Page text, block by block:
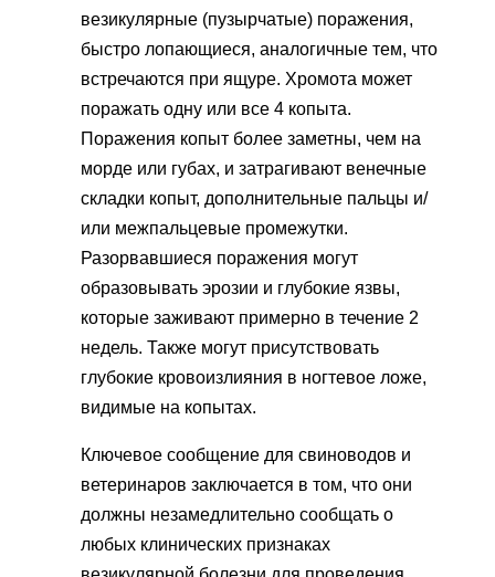
везикулярные (пузырчатые) поражения,
быстро лопающиеся, аналогичные тем, что
встречаются при ящуре. Хромота может
поражать одну или все 4 копыта.
Поражения копыт более заметны, чем на
морде или губах, и затрагивают венечные
складки копыт, дополнительные пальцы и/
или межпальцевые промежутки.
Разорвавшиеся поражения могут
образовывать эрозии и глубокие язвы,
которые заживают примерно в течение 2
недель. Также могут присутствовать
глубокие кровоизлияния в ногтевое ложе,
видимые на копытах.
Ключевое сообщение для свиноводов и
ветеринаров заключается в том, что они
должны незамедлительно сообщать о
любых клинических признаках